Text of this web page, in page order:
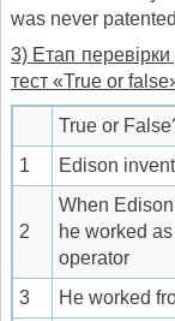
was never
3) Етап перевірки
тест «True or
True or
1
Edison
2
When
he worked
operator
3
He worked